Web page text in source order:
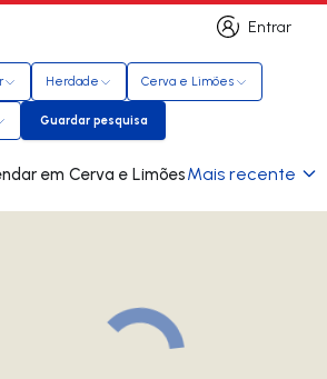
Entrar
Entrar
inicial
Herdade Cerva e Limões
Guardar pesquisa
Guardar pesquisa
0 herdades para arrendar em Cerva e LimõesMais recente